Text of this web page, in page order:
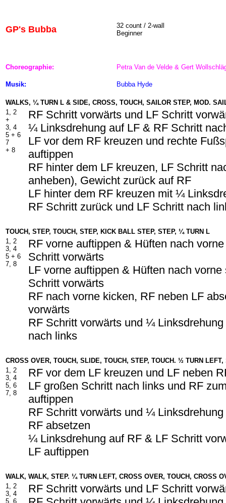
GP's Bubba
32 count / 2-wall
Beginner
Choreographie: Petra Van de Velde & Gert
Musik: Bubba Hyde
WALKS, ¼ TURN L & SIDE, CROSS, TOUCH, SAILOR STEP, MOD.
1, 2
+
3, 4
5 + 6
7
+ 8
RF Schritt vorwärts und LF Schritt
¼ Linksdrehung auf LF & RF Schritt
LF vor dem RF kreuzen und rechte
auftippen
RF hinter dem LF kreuzen, LF Schritt
anheben), Gewicht zurück auf RF
LF hinter dem RF kreuzen mit ¼
RF Schritt zurück und LF Schritt nach
TOUCH, STEP, TOUCH, STEP, KICK BALL STEP, STEP, ¼ TURN L
1, 2
3, 4
5 + 6
7, 8
RF vorne auftippen & Hüften nach
Schritt vorwärts
LF vorne auftippen & Hüften nach
Schritt vorwärts
RF nach vorne kicken, RF neben LF
vorwärts
RF Schritt vorwärts und ¼
nach links
CROSS OVER, TOUCH, SLIDE, TOUCH, STEP, TOUCH. ½ TURN LEFT,
1, 2
3, 4
5, 6
7, 8
RF vor dem LF kreuzen und LF neben
LF großen Schritt nach links und RF
auftippen
RF Schritt vorwärts und ¼
RF absetzen
¼ Linksdrehung auf RF & LF Schritt
LF auftippen
WALK, WALK, STEP. ¼ TURN LEFT, CROSS OVER, TOUCH, CROSS
1, 2
3, 4
5, 6
RF Schritt vorwärts und LF Schritt